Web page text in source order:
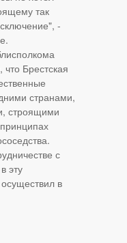
так
-
Брестская
странами,
строящими
с
эту
в